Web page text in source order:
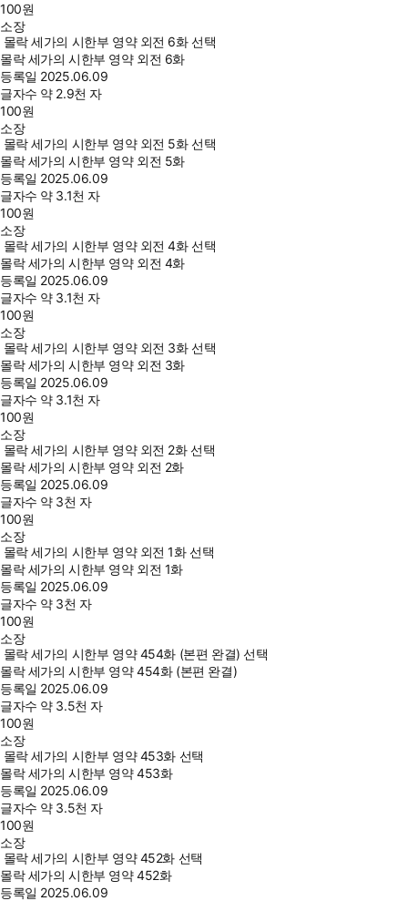
100원
소장
몰락 세가의 시한부 영약 외전 6화 선택
몰락 세가의 시한부 영약 외전 6화
등록일 2025.06.09
글자수 약 2.9천 자
100원
소장
몰락 세가의 시한부 영약 외전 5화 선택
몰락 세가의 시한부 영약 외전 5화
등록일 2025.06.09
글자수 약 3.1천 자
100원
소장
몰락 세가의 시한부 영약 외전 4화 선택
몰락 세가의 시한부 영약 외전 4화
등록일 2025.06.09
글자수 약 3.1천 자
100원
소장
몰락 세가의 시한부 영약 외전 3화 선택
몰락 세가의 시한부 영약 외전 3화
등록일 2025.06.09
글자수 약 3.1천 자
100원
소장
몰락 세가의 시한부 영약 외전 2화 선택
몰락 세가의 시한부 영약 외전 2화
등록일 2025.06.09
글자수 약 3천 자
100원
소장
몰락 세가의 시한부 영약 외전 1화 선택
몰락 세가의 시한부 영약 외전 1화
등록일 2025.06.09
글자수 약 3천 자
100원
소장
몰락 세가의 시한부 영약 454화 (본편 완결) 선택
몰락 세가의 시한부 영약 454화 (본편 완결)
등록일 2025.06.09
글자수 약 3.5천 자
100원
소장
몰락 세가의 시한부 영약 453화 선택
몰락 세가의 시한부 영약 453화
등록일 2025.06.09
글자수 약 3.5천 자
100원
소장
몰락 세가의 시한부 영약 452화 선택
몰락 세가의 시한부 영약 452화
등록일 2025.06.09